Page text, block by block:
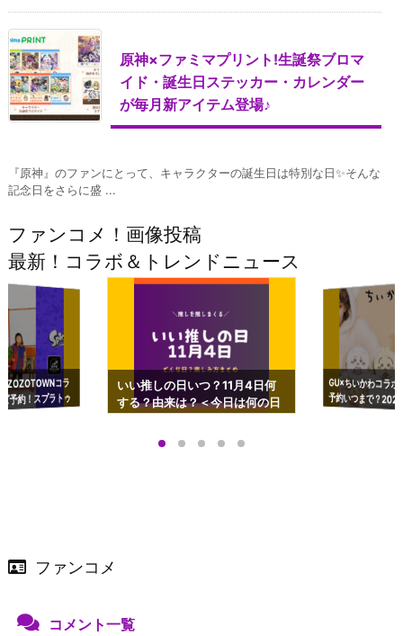
原神×ファミマプリント!生誕祭ブロマ
イド・誕生日ステッカー・カレンダー
が毎月新アイテム登場♪
『原神』のファンにとって、キャラクターの誕生日は特別な日✨そんな
記念日をさらに盛 ...
ファンコメ！画像投稿
最新！コラボ＆トレンドニュース
コラ
予約！スプラトゥ
ップも渋谷Hz
いい推しの日いつ？11月4日何
する？由来は？＜今日は何の日
GU×ちいかわコラ
予約いつまで？
ーチやショルダー
ファンコメ
コメント一覧